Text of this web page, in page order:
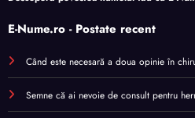
E-Nume.ro - Postate recent
Când este necesară a doua opinie în
Semne că ai nevoie de consult pentru